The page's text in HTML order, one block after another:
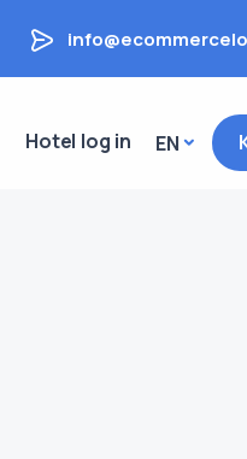
Hotel log in EN